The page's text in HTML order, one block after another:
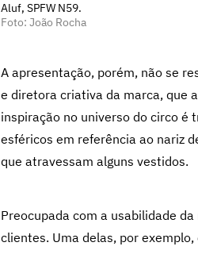
Aluf, SPFW N59.
Foto: João Rocha
A apresentação, porém, não se
e diretora criativa da marca, que
inspiração no universo do circo é
esféricos em referência ao nariz
que atravessam alguns vestidos.
Preocupada com a usabilidade
clientes. Uma delas, por